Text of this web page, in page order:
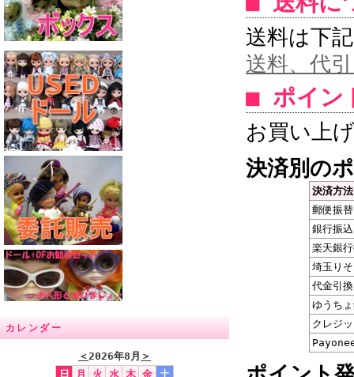
カレンダー
＜2026年8月 ＞
日
月 火 水 木 金 土
送料は下
送料、代
■ ポイン
お買い上
決済別の
決済方法
郵便振替
銀行振込
楽天銀
埼玉り
代金引換
ゆうち
クレジ